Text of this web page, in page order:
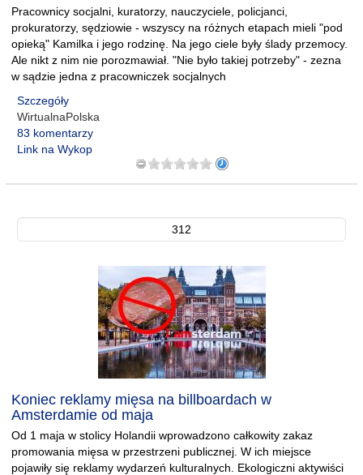
Pracownicy socjalni, kuratorzy, nauczyciele, policjanci,
prokuratorzy, sędziowie - wszyscy na różnych etapach mieli "pod
opieką" Kamilka i jego rodzinę. Na jego ciele były ślady przemocy.
Ale nikt z nim nie porozmawiał. "Nie było takiej potrzeby" - zezna
w sądzie jedna z pracowniczek socjalnych
Szczegóły
WirtualnaPolska
83 komentarzy
Link na Wykop
312
Koniec reklamy mięsa na billboardach w
Amsterdamie od maja
Od 1 maja w stolicy Holandii wprowadzono całkowity zakaz
promowania mięsa w przestrzeni publicznej. W ich miejsce
pojawiły się reklamy wydarzeń kulturalnych. Ekologiczni aktywiści